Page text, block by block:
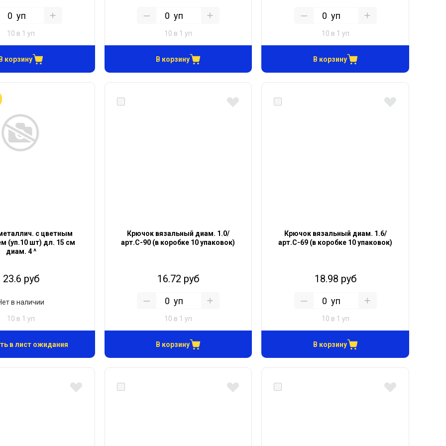
уп
10 в 1 уп
корзину
уп
10 в 1 уп
В корзину
уп
10 в 1 уп
В корзину
с цветным
(уп.10 шт) дл. 15 см
диам. 4 ^
23.6 руб
в наличии
10 в 1 уп
в лист ожидания
Крючок вязальный диам. 1.0/
арт.С-90 (в коробке 10 упаковок)
16.72 руб
уп
10 в 1 уп
В корзину
Крючок вязальный диам. 1.6/
арт.С-69 (в коробке 10 упаковок)
18.98 руб
уп
10 в 1 уп
В корзину